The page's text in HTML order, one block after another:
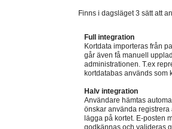
Finns i dagsläget 3 sätt att
Full integration
Kortdata importeras från
går även få manuell
administrationen. T.ex
kortdatabas används som
Halv integration
Användare hämtas
önskar använda
lägga på kortet. E-posten
godkännas och valideras